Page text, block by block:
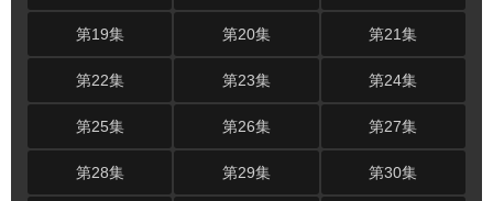
第19集 第20集 第21集
第22集 第23集 第24集
第25集 第26集 第27集
第28集 第29集 第30集